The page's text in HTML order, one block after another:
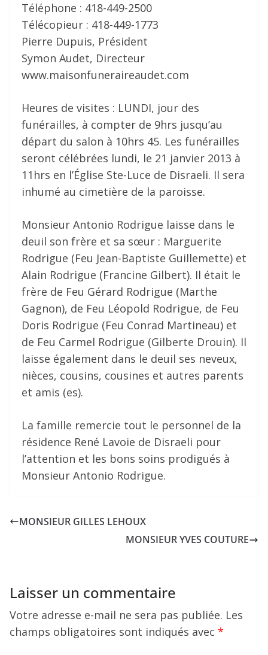
Téléphone : 418-449-2500
Télécopieur : 418-449-1773
Pierre Dupuis, Président
Symon Audet, Directeur
www.maisonfuneraireaudet.com
Heures de visites : LUNDI, jour des
funérailles, à compter de 9hrs jusqu’au
départ du salon à 10hrs 45. Les funérailles
seront célébrées lundi, le 21 janvier 2013 à
11hrs en l’Église Ste-Luce de Disraeli. Il sera
inhumé au cimetière de la paroisse.
Monsieur Antonio Rodrigue laisse dans le
deuil son frère et sa sœur : Marguerite
Rodrigue (Feu Jean-Baptiste Guillemette) et
Alain Rodrigue (Francine Gilbert). Il était le
frère de Feu Gérard Rodrigue (Marthe
Gagnon), de Feu Léopold Rodrigue, de Feu
Doris Rodrigue (Feu Conrad Martineau) et
de Feu Carmel Rodrigue (Gilberte Drouin). Il
laisse également dans le deuil ses neveux,
nièces, cousins, cousines et autres parents
et amis (es).
La famille remercie tout le personnel de la
résidence René Lavoie de Disraeli pour
l’attention et les bons soins prodigués à
Monsieur Antonio Rodrigue.
MONSIEUR GILLES LEHOUX
MONSIEUR YVES COUTURE
Laisser un commentaire
Votre adresse e-mail ne sera pas publiée. Les
champs obligatoires sont indiqués avec *